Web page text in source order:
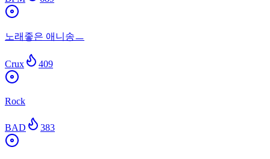
노래좋은 애니송ㅡ
Crux 409
Rock
BAD 383